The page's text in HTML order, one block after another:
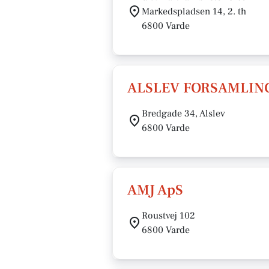
Markedspladsen 14, 2. th
6800 Varde
ALSLEV
Bredgade 34, Alslev
6800 Varde
AMJ ApS
Roustvej 102
6800 Varde